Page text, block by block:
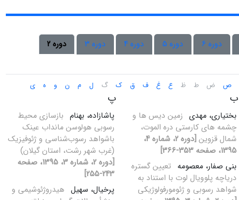
دوره 6 دوره 5 دوره 4 دوره 3
دوره 2
ص ض ط ظ ع غ ف ق ک گ ل م ن و ه ی
ب
بختیاری، مهدی زمین‌ دیس ها و
چشمه های کارستی دره الموت،
شمال قزوین
[دوره 2، شماره 4،
1395، صفحه 353-366]
بنی صفار، معصومه تعیین گستره
دریاچه پلوویال لوت با استناد به
شواهد رسوبی و ژئومورفولوژیکی
پ
پاشازاده، بهنام بازسازی محیط
رسوبی هولوسن مانداب عینک
باشواهد رسوب‌شناسی و ژئوفیزیک
(غرب شهر رشت، استان گیلان)
[دوره 2، شماره 3، 1395، صفحه
243-255]
پرخیال، سهیل هیدروژئوشیمی و